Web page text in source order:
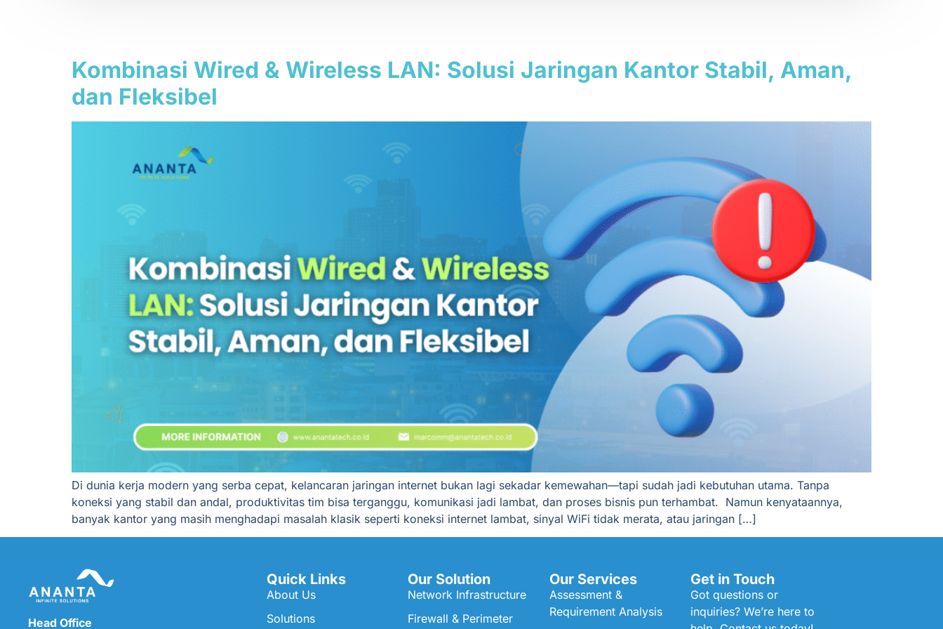
Kombinasi Wired & Wireless LAN: Solusi Jaringan Kantor Stabil, Aman,
dan Fleksibel
Di dunia kerja modern yang serba cepat, kelancaran jaringan internet bukan lagi sekadar kemewahan—tapi sudah jadi kebutuhan utama. Tanpa
koneksi yang stabil dan andal, produktivitas tim bisa terganggu, komunikasi jadi lambat, dan proses bisnis pun terhambat. Namun kenyataannya,
banyak kantor yang masih menghadapi masalah klasik seperti koneksi internet lambat, sinyal WiFi tidak merata, atau jaringan […]
Head Office
Quick Links
About Us
Solutions
Our Solution
Network Infrastructure
Firewall & Perimeter
Our Services
Assessment &
Requirement Analysis
Get in Touch
Got questions or
inquiries? We’re here to